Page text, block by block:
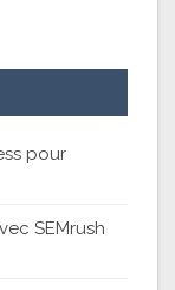
pour
SEMrush